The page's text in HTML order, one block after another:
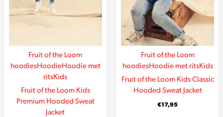
Fruit of the Loom
hoodiesHoodieHoodie met
ritsKids
Fruit of the Loom Kids
Premium Hooded Sweat
Jacket
Fruit of the Loom
hoodiesHoodie met ritsKids
Fruit of the Loom Kids Classic
Hooded Sweat Jacket
€17,95